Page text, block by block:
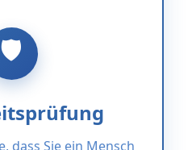
dass Sie ein Mensch